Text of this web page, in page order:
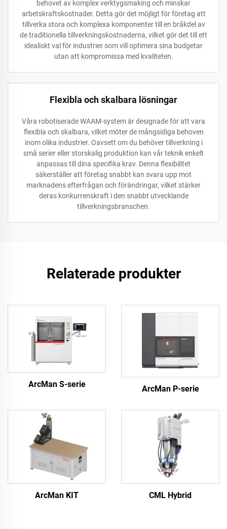
behovet av komplex verktygsmaking och minskar
arbetskraftskostnader. Detta gör det möjligt för företag att
tillverka stora och komplexa komponenter till en bråkdel av
de traditionella tillverkningskostnaderna, vilket gör det till ett
idealiskt val för industrier som vill optimera sina budgetar
utan att kompromissa med kvaliteten.
Flexibla och skalbara lösningar
Våra robotiserade WAAM-system är designade för att vara
flexibla och skalbara, vilket möter de mångsidiga behoven
inom olika industrier. Oavsett om du behöver tillverkning i
små serier eller storskalig produktion kan vår teknik enkelt
anpassas till dina specifika krav. Denna flexibilitet
säkerställer att företag snabbt kan svara upp mot
marknadens efterfrågan och förändringar, vilket stärker
deras konkurrenskraft i den snabbt utvecklande
tillverkningsbranschen.
Relaterade produkter
ArcMan S-serie ArcMan P-serie
ArcMan KIT CML Hybrid